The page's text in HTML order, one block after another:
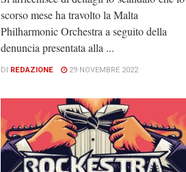
scorso mese ha travolto la Malta
Philharmonic Orchestra a seguito della
denuncia presentata alla ...
DI REDAZIONE 29 NOVEMBRE 2022